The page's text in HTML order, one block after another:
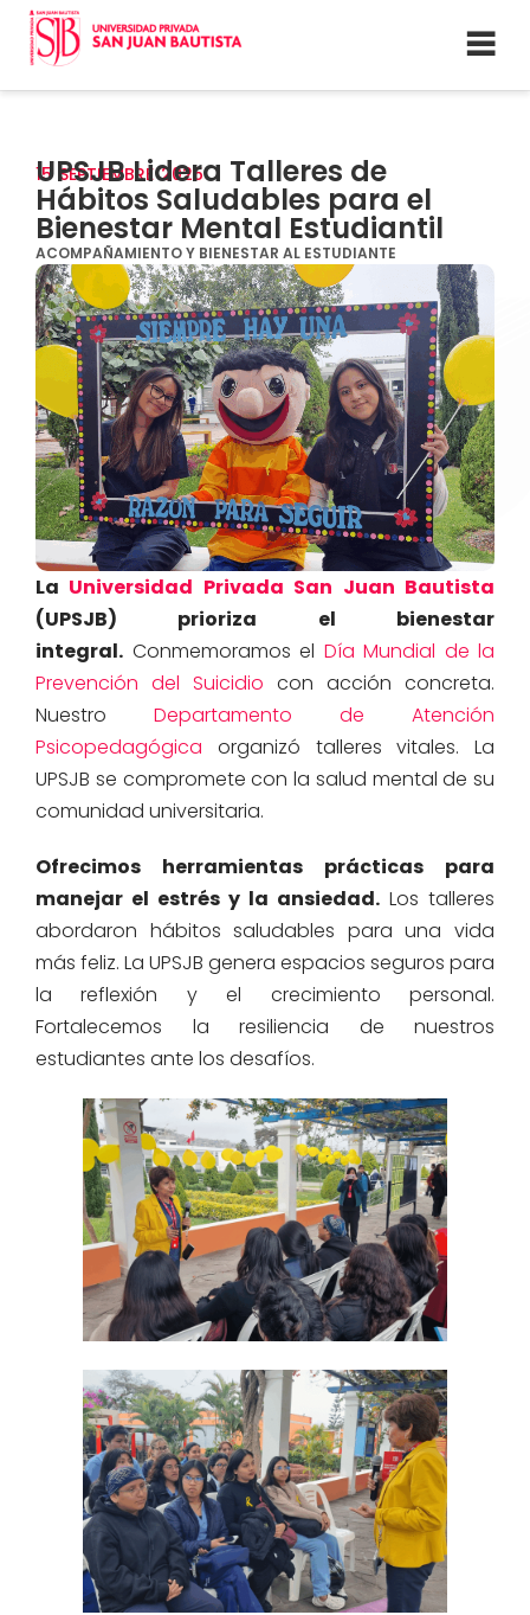
15 SEPTIEMBRE 2025
UPSJB Lidera Talleres de
Hábitos Saludables para el
Bienestar Mental Estudiantil
ACOMPAÑAMIENTO Y BIENESTAR AL ESTUDIANTE
La Universidad Privada San Juan Bautista
(UPSJB) prioriza el bienestar
integral. Conmemoramos el Día Mundial de la
Prevención del Suicidio con acción concreta.
Nuestro Departamento de Atención
Psicopedagógica organizó talleres vitales. La
UPSJB se compromete con la salud mental de su
comunidad universitaria.
Ofrecimos herramientas prácticas para
manejar el estrés y la ansiedad. Los talleres
abordaron hábitos saludables para una vida
más feliz. La UPSJB genera espacios seguros para
la reflexión y el crecimiento personal.
Fortalecemos la resiliencia de nuestros
estudiantes ante los desafíos.